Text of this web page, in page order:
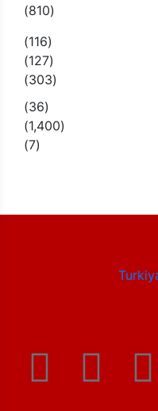
(810)
(116)
(127)
(303)
(36)
(1,400)
(7)